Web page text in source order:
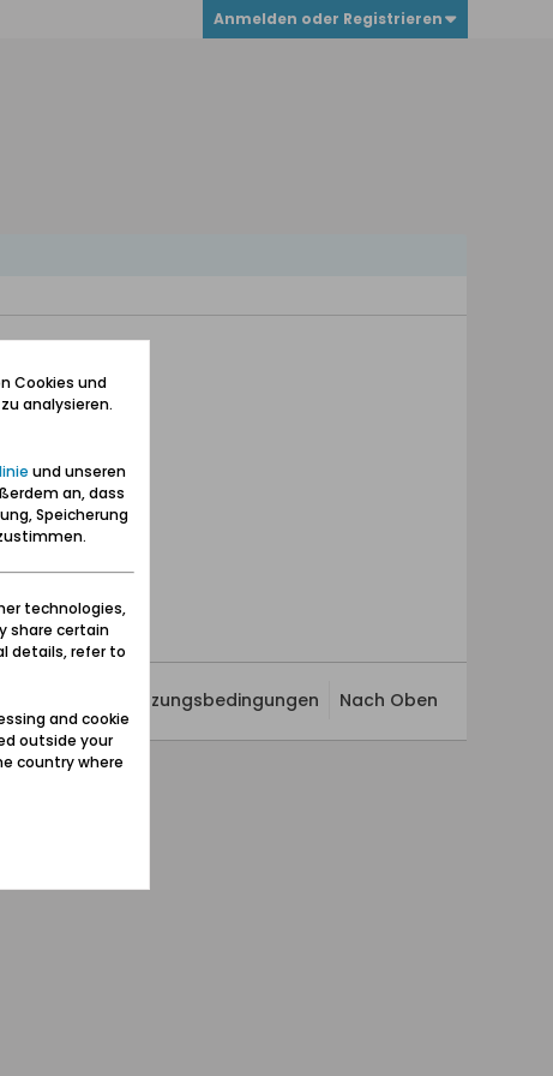
Anmelden oder Registrieren
Nutzungsbedingungen Nach Oben
Cookies und
analysieren.
und unseren
an, dass
Speicherung
technologies,
share certain
details, refer to
and cookie
outside your
country where